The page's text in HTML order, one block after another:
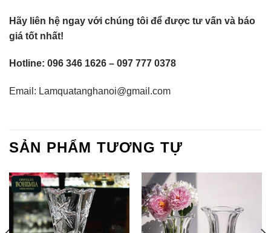
Hãy liên hệ ngay với chúng tôi để được tư vấn và báo
giá tốt nhất!
Hotline: 096 346 1626 – 097 777 0378
Email: Lamquatanghanoi@gmail.com
SẢN PHẨM TƯƠNG TỰ